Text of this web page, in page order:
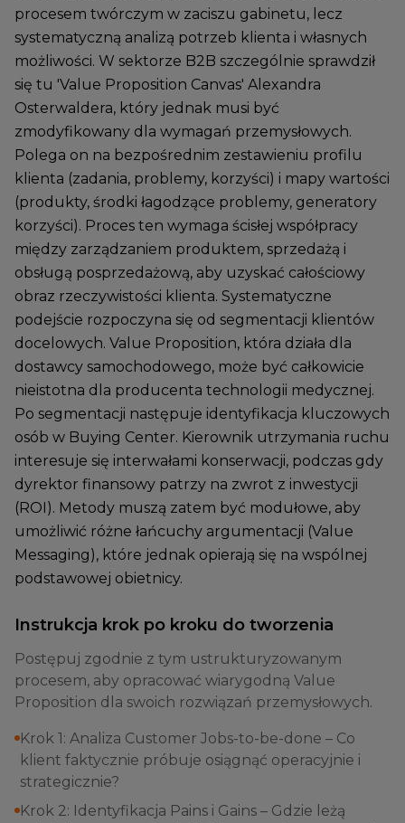
procesem twórczym w zaciszu gabinetu, lecz
systematyczną analizą potrzeb klienta i własnych
możliwości. W sektorze B2B szczególnie sprawdził
się tu 'Value Proposition Canvas' Alexandra
Osterwaldera, który jednak musi być
zmodyfikowany dla wymagań przemysłowych.
Polega on na bezpośrednim zestawieniu profilu
klienta (zadania, problemy, korzyści) i mapy wartości
(produkty, środki łagodzące problemy, generatory
korzyści). Proces ten wymaga ścisłej współpracy
między zarządzaniem produktem, sprzedażą i
obsługą posprzedażową, aby uzyskać całościowy
obraz rzeczywistości klienta. Systematyczne
podejście rozpoczyna się od segmentacji klientów
docelowych. Value Proposition, która działa dla
dostawcy samochodowego, może być całkowicie
nieistotna dla producenta technologii medycznej.
Po segmentacji następuje identyfikacja kluczowych
osób w Buying Center. Kierownik utrzymania ruchu
interesuje się interwałami konserwacji, podczas gdy
dyrektor finansowy patrzy na zwrot z inwestycji
(ROI). Metody muszą zatem być modułowe, aby
umożliwić różne łańcuchy argumentacji (Value
Messaging), które jednak opierają się na wspólnej
podstawowej obietnicy.
Instrukcja krok po kroku do tworzenia
Postępuj zgodnie z tym ustrukturyzowanym
procesem, aby opracować wiarygodną Value
Proposition dla swoich rozwiązań przemysłowych.
Krok 1: Analiza Customer Jobs-to-be-done – Co
klient faktycznie próbuje osiągnąć operacyjnie i
strategicznie?
Krok 2: Identyfikacja Pains i Gains – Gdzie leżą